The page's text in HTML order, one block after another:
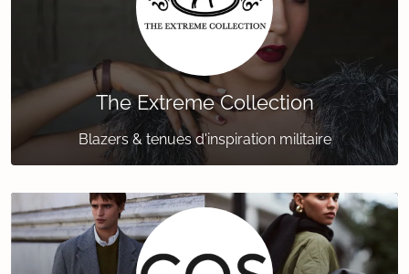
The Extreme Collection
Blazers & tenues d'inspiration militaire